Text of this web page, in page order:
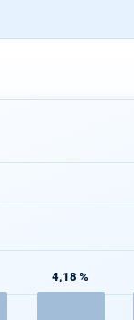
4,18 %